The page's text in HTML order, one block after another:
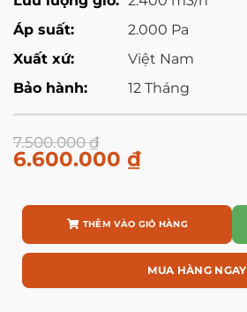
Áp suất:
2.000 Pa
Xuất xứ:
Việt Nam
Bảo hành:
12 Tháng
7.500.000₫
6.600.000 ₫
THÊM VÀO GIỎ HÀNG
MUA HÀNG NGAY